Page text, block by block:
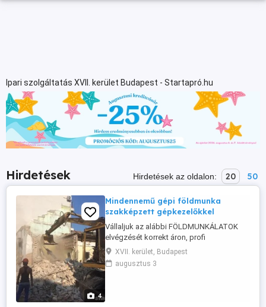
Ipari szolgáltatás XVII. kerület Budapest - Startapró.hu
Hirdetések Hirdetések az oldalon: 20 50
4
Mindennemű gépi földmunka
szakképzett gépkezelőkkel
Vállaljuk az alábbi FÖLDMUNKÁLATOK
elvégzését korrekt áron, profi
gépkezelőkkel: tereprendezés, talajcsere,
rézsű készítés alapozási munkák, ház-,
épület-, járda-, kerítésalapok kiásása,
XVII. kerület, Budapest
augusztus 3